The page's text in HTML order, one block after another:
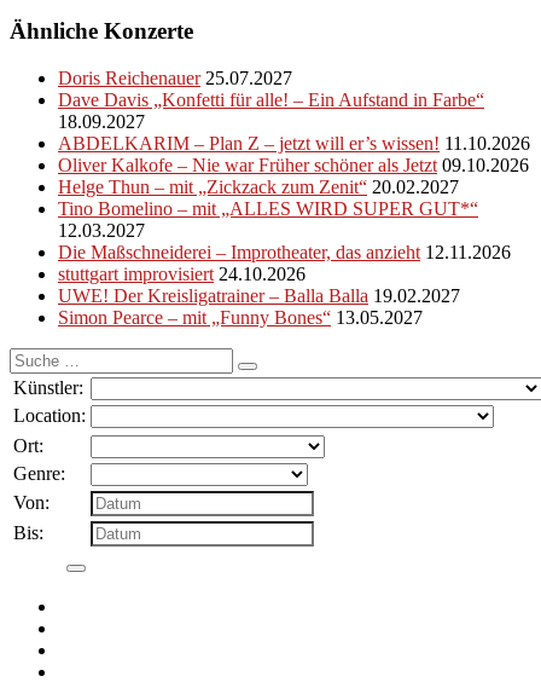
Ähnliche Konzerte
Doris Reichenauer 25.07.2027
Dave Davis „Konfetti für alle! – Ein Aufstand in Farbe“
18.09.2027
ABDELKARIM – Plan Z – jetzt will er’s wissen! 11.10.2026
Oliver Kalkofe – Nie war Früher schöner als Jetzt 09.10.2026
Helge Thun – mit „Zickzack zum Zenit“ 20.02.2027
Tino Bomelino – mit „ALLES WIRD SUPER GUT*“
12.03.2027
Die Maßschneiderei – Improtheater, das anzieht 12.11.2026
stuttgart improvisiert 24.10.2026
UWE! Der Kreisligatrainer – Balla Balla 19.02.2027
Simon Pearce – mit „Funny Bones“ 13.05.2027
Suche
nach:
Künstler:
Location:
Ort:
Genre:
Von:
Bis: